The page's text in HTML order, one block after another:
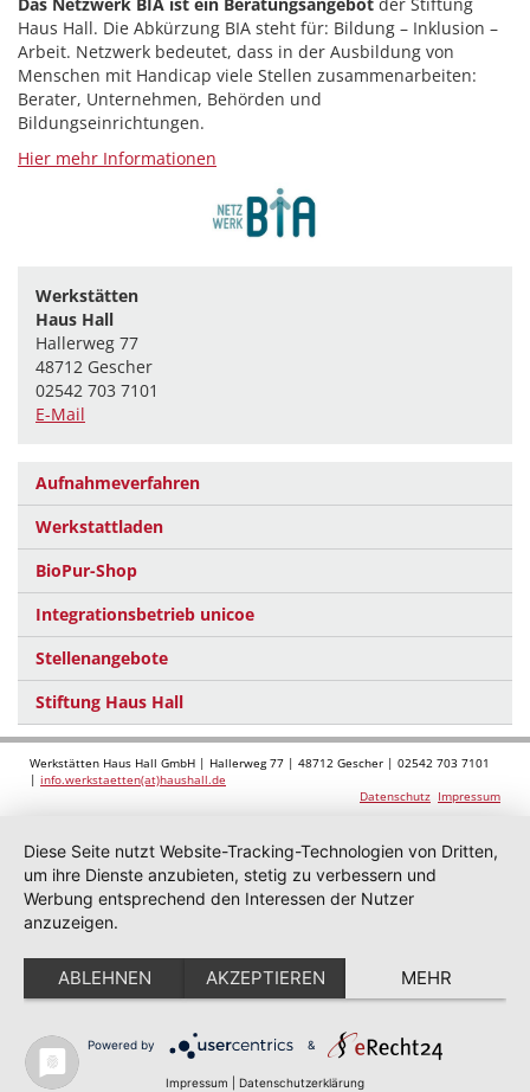
Haus Hall. Die Abkürzung BIA steht für: Bildung – Inklusion –
Arbeit. Netzwerk bedeutet, dass in der Ausbildung von
Menschen mit Handicap viele Stellen zusammenarbeiten:
Berater, Unternehmen, Behörden und
Bildungseinrichtungen.
Hier mehr Informationen
Werkstätten
Haus Hall
Hallerweg 77
48712 Gescher
02542 703 7101
E-Mail
Aufnahmeverfahren
Werkstattladen
BioPur-Shop
Integrationsbetrieb unicoe
Stellenangebote
Stiftung Haus Hall
Werkstätten Haus Hall GmbH | Hallerweg 77 | 48712 Gescher | 02542 703 7101
| info.werkstaetten(at)haushall.de
Datenschutz Impressum
Diese Seite nutzt Website-Tracking-Technologien von Dritten,
um ihre Dienste anzubieten, stetig zu verbessern und
Werbung entsprechend den Interessen der Nutzer
anzuzeigen.
ABLEHNEN AKZEPTIEREN MEHR
Powered by &
Impressum Datenschutzerklärung